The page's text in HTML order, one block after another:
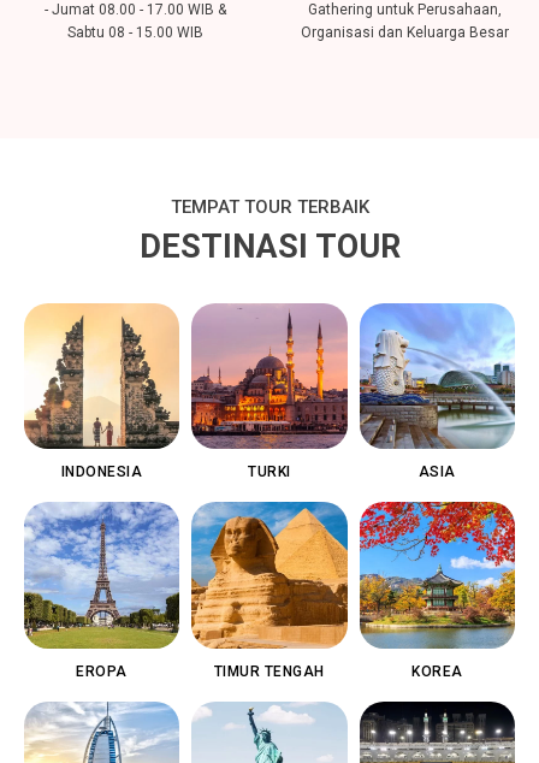
- Jumat 08.00 - 17.00 WIB &
Sabtu 08 - 15.00 WIB
Gathering untuk Perusahaan,
Organisasi dan Keluarga Besar
TEMPAT TOUR TERBAIK
DESTINASI TOUR
INDONESIA TURKI ASIA
EROPA TIMUR TENGAH KOREA